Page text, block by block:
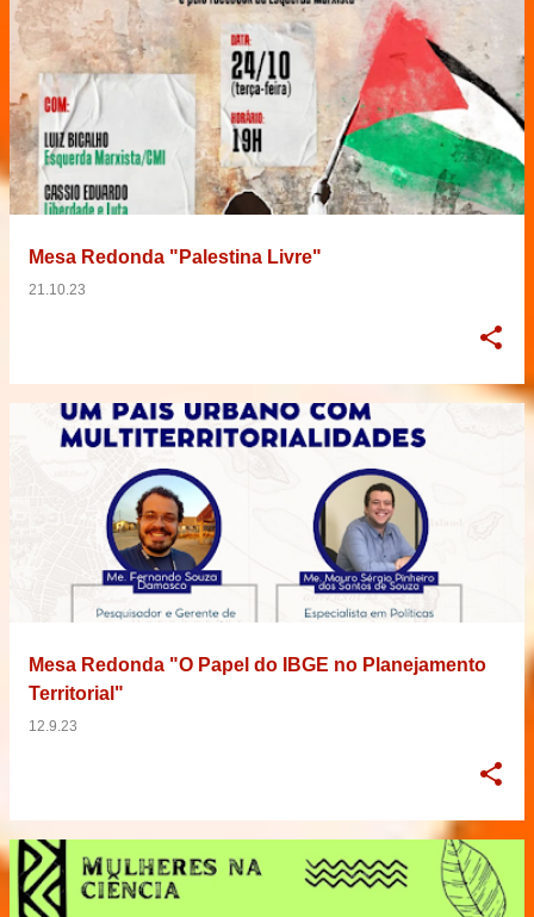
Mesa Redonda "Palestina Livre"
21.10.23
Mesa Redonda "O Papel do IBGE no Planejamento
Territorial"
12.9.23